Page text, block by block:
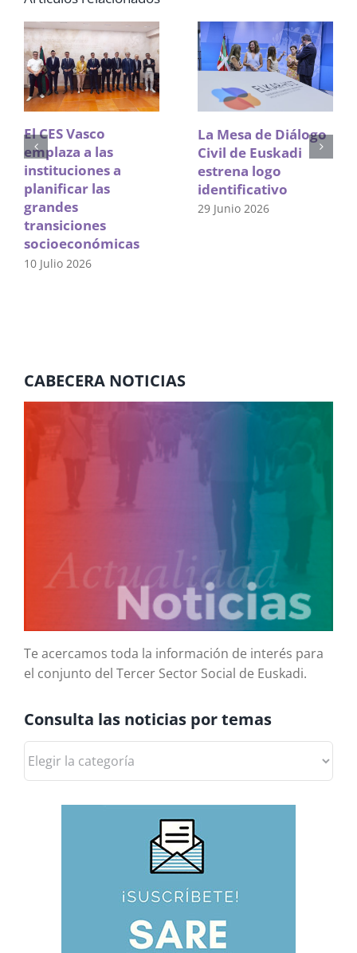
El CES Vasco
emplaza a las
instituciones a
planificar las
grandes
transiciones
socioeconómicas
10 Julio 2026
La Mesa de Diálogo
Civil de Euskadi
estrena logo
identificativo
29 Junio 2026
CABECERA NOTICIAS
Te acercamos toda la información de interés para
el conjunto del Tercer Sector Social de Euskadi.
Consulta las noticias por temas
las